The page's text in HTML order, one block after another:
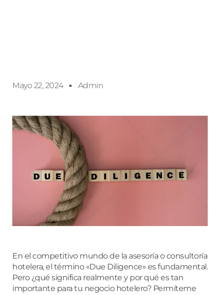
Mayo 22, 2024 Admin
En el competitivo mundo de la asesoría o consultoría
hotelera, el término «Due Diligence» es fundamental.
Pero ¿qué significa realmente y por qué es tan
importante para tu negocio hotelero? Permíteme